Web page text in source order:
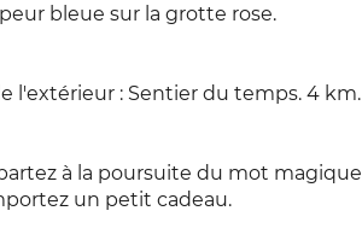
bleue sur la grotte rose.
l'extérieur : Sentier du temps. 4 km.
à la poursuite du mot magique
un petit cadeau.